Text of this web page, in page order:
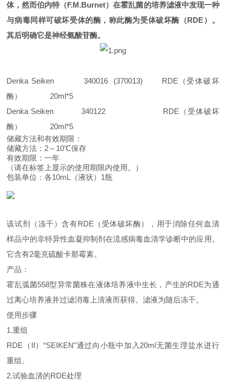
体，然而伯内特（F.M.Burnet）在霍乱菌的培养滤液中发现一种
与病毒同样可破坏受体的酶，称此酶为受体破坏酶（RDE）。
其后明确它是神经氨酸苷酶。
Denka Seiken 340016 (370013) RDE（受体破坏
酶） 20ml*5
Denka Seiken 340122 RDE（受体破坏
酶） 20ml*5
储藏方法和有效期限：
储藏方法：2～10℃保存
有效期限：一年
（请在标签上显示的使用期限内使用。）
包装单位：各10mL（液状）1瓶
该试剂（冻干）含有RDE（受体破坏酶），用于消除任何血清
样品中的非特异性血凝抑制剂在流感病毒血清学诊断中的应用。
它含有2毫克硫酸卡那霉素。
产品：
霍乱弧菌558型异常菌株在液体培养液中生长，产生的RDE为通
过离心培养液并过滤消毒上清液而获得。滤液为随后冻干。
使用步骤
1.重组
RDE（II）“SEIKEN"通过向小瓶中加入20ml无菌生理盐水进行
重组。
2.试验血清的RDE处理